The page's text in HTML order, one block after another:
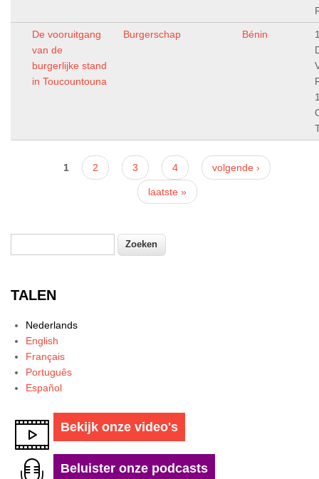
De vooruitgang
van de
burgerlijke stand
in Toucountouna
Burgerschap Bénin
Pagina's
1 2 3 4 volgende ›
laatste »
TALEN
Nederlands
English
Français
Português
Español
Bekijk onze video's
Beluister onze podcasts